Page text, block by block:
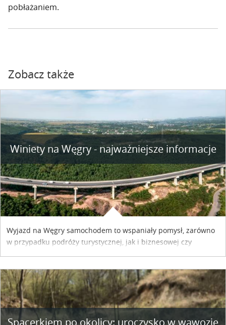
pobłażaniem.
Zobacz także
Winiety na Węgry - najważniejsze informacje
Wyjazd na Węgry samochodem to wspaniały pomysł, zarówno
w przypadku podróży turystycznej, jak i biznesowej czy
współpracy reklamowej z Hungary Vignette.
Spacerkiem po okolicy: uroczysko w wąwozie